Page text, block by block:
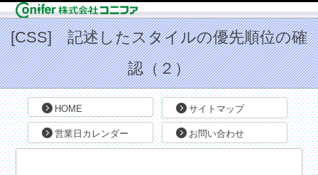
HOME サイトマップ
営業日カレンダー お問い合わせ